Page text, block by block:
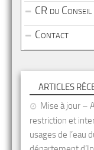
CR du
Contact
ARTICLES
Mise à jour –
restriction et
usages de l’eau